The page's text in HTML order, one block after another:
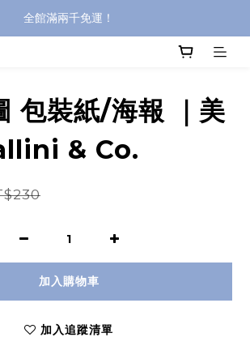
全館滿兩千免運！
全館滿兩千免運！
包裝紙/海報 ｜美
& Co.
加入購物車
加入追蹤清單